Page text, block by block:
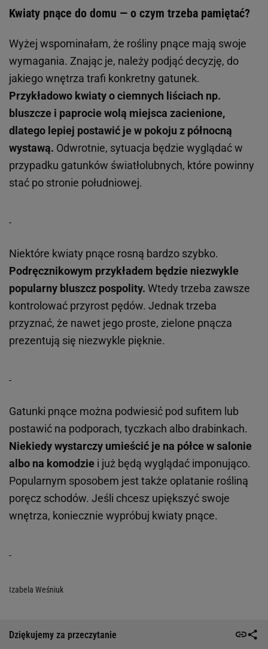
Kwiaty pnące do domu — o czym trzeba pamiętać?
Wyżej wspominałam, że rośliny pnące mają swoje
wymagania. Znając je, należy podjąć decyzję, do
jakiego wnętrza trafi konkretny gatunek.
Przykładowo kwiaty o ciemnych liściach np.
bluszcze i paprocie wolą miejsca zacienione,
dlatego lepiej postawić je w pokoju z północną
wystawą. Odwrotnie, sytuacja będzie wyglądać w
przypadku gatunków światłolubnych, które powinny
stać po stronie południowej.
Niektóre kwiaty pnące rosną bardzo szybko.
Podręcznikowym przykładem będzie niezwykle
popularny bluszcz pospolity. Wtedy trzeba zawsze
kontrolować przyrost pędów. Jednak trzeba
przyznać, że nawet jego proste, zielone pnącza
prezentują się niezwykle pięknie.
Gatunki pnące można podwiesić pod sufitem lub
postawić na podporach, tyczkach albo drabinkach.
Niekiedy wystarczy umieścić je na półce w salonie
albo na komodzie i już będą wyglądać imponująco.
Popularnym sposobem jest także oplatanie rośliną
poręcz schodów. Jeśli chcesz upiększyć swoje
wnętrza, koniecznie wypróbuj kwiaty pnące.
Izabela Weśniuk
Dziękujemy za przeczytanie